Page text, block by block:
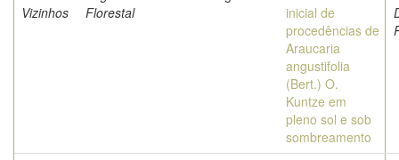
Vizinhos
Florestal
inicial de
procedências de
Araucaria
angustifolia
(Bert.) O.
Kuntze em
pleno sol e sob
sombreamento